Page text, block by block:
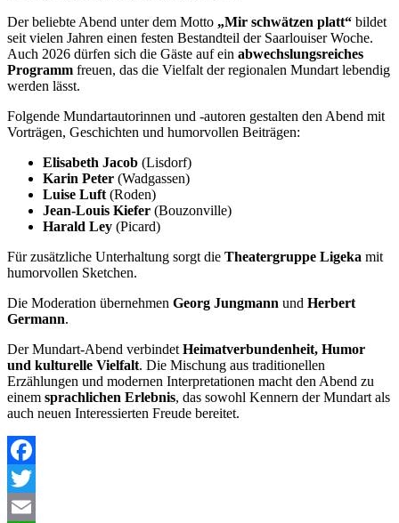
Der beliebte Abend unter dem Motto „Mir schwätzen platt“ bildet
seit vielen Jahren einen festen Bestandteil der Saarlouiser Woche.
Auch 2026 dürfen sich die Gäste auf ein abwechslungsreiches
Programm freuen, das die Vielfalt der regionalen Mundart lebendig
werden lässt.
Folgende Mundartautorinnen und -autoren gestalten den Abend mit
Vorträgen, Geschichten und humorvollen Beiträgen:
Elisabeth Jacob (Lisdorf)
Karin Peter (Wadgassen)
Luise Luft (Roden)
Jean-Louis Kiefer (Bouzonville)
Harald Ley (Picard)
Für zusätzliche Unterhaltung sorgt die Theatergruppe Ligeka mit
humorvollen Sketchen.
Die Moderation übernehmen Georg Jungmann und Herbert
Germann.
Der Mundart-Abend verbindet Heimatverbundenheit, Humor
und kulturelle Vielfalt. Die Mischung aus traditionellen
Erzählungen und modernen Interpretationen macht den Abend zu
einem sprachlichen Erlebnis, das sowohl Kennern der Mundart als
auch neuen Interessierten Freude bereitet.
Facebook
Twitter